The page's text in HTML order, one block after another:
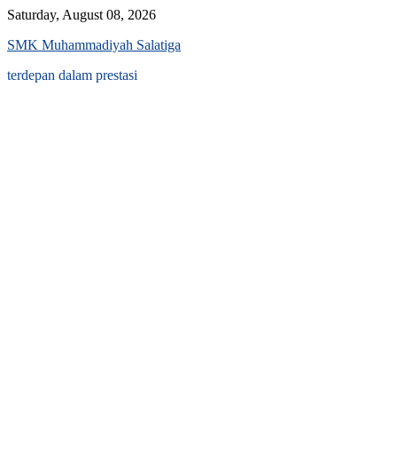
Skip
content
Saturday, August 08, 2026
SMK Muhammadiyah Salatiga
terdepan dalam prestasi